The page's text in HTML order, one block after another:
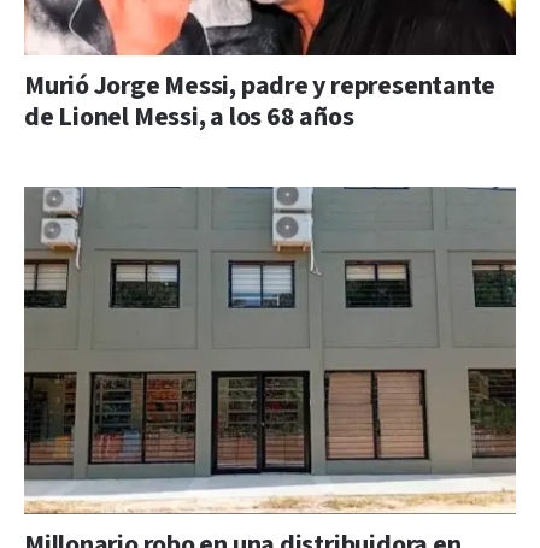
Murió Jorge Messi, padre y representante
de Lionel Messi, a los 68 años